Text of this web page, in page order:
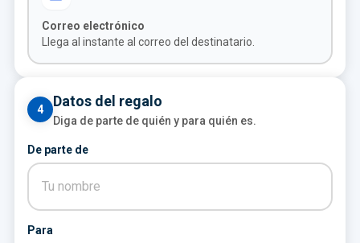
Correo electrónico
Llega al instante al correo del destinatario.
4 Datos del regalo
Diga de parte de quién y para quién es.
De parte de
Para